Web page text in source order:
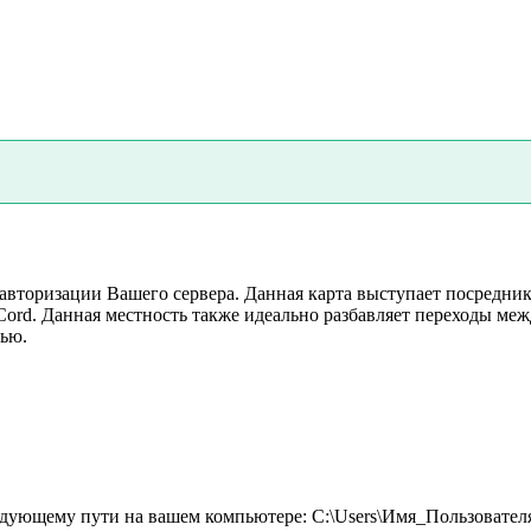
Вашего сервера. Данная карта выступает
Данная местность также идеально разбавляет переходы
пути на вашем компьютере: